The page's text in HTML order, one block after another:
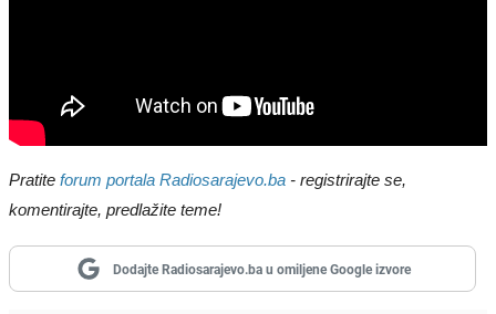
Pratite forum portala Radiosarajevo.ba - registrirajte se,
komentirajte, predlažite teme!
Dodajte Radiosarajevo.ba u omiljene Google izvore